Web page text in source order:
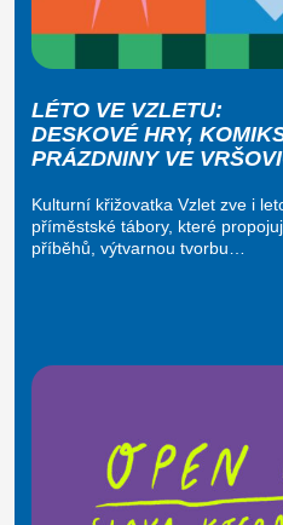
LÉTO VE VZLETU:
DESKOVÉ HRY,
PRÁZDNINY VE
Kulturní křižovatka Vzlet zve i
příměstské tábory, které
příběhů, výtvarnou tvorbu…